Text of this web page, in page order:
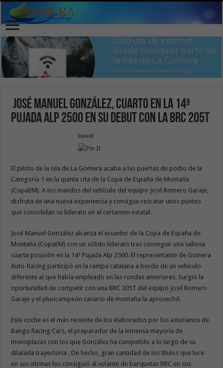
José Manuel González, cuarto en la 14ª
Pujada Alp 2500 en su debut con la BRC 205T
tweet
El piloto de la isla de La Gomera acaba a las puertas de podio de la
Categoría 1 en la quinta cita de la Copa de España de Montaña
(CopaEM). A los mandos del vehículo del equipo José Romero Garaje,
disfruta de una nueva experiencia y consigue rescatar unos puntos
que consolidan su liderato en el certamen estatal.
José Manuel González alcanza el ecuador de la Copa de España de
Montaña (CopaEM) con un sólido liderato tras conseguir una valiosa
cuarta posición en la 14ª Pujada Alp 2500. El representante de Gomera
Auto-Racing participó en la rampa catalana a bordo de un vehículo
diferente al que había empleado en las rondas anteriores. Surgió la
oportunidad de competir con una BRC 205T del equipo José Romero
Garaje y el pluricampeón canario de montaña la aprovechó.
Este coche es el más reciente de los elaborados por los asturianos de
Bango Racing Cars, el preparador de la inmensa mayoría de
monoplazas con los que González ha competido a lo largo de su
dilatada trayectoria . De hecho, gran cantidad de los títulos que luce
en sus vitrinas los consiguió al volante de barquetas BRC en sus